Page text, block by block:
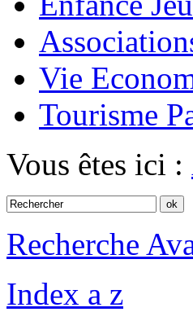
Vie
Tourisme
Vous êtes ici :
Recherche
Index a z